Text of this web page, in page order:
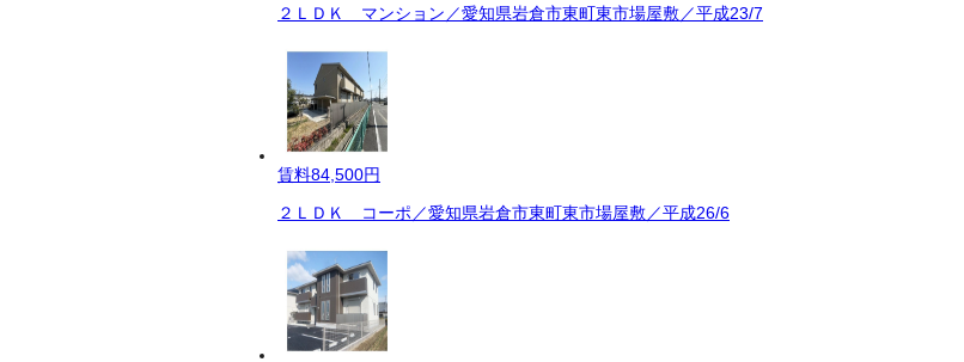
２ＬＤＫ マンション／愛知県岩倉市東町東市場屋敷／平成23/7
賃料84,500円
２ＬＤＫ コーポ／愛知県岩倉市東町東市場屋敷／平成26/6